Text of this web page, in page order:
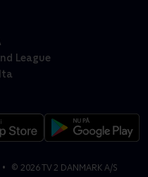
League
© 2026TV 2 DANMARK A/S